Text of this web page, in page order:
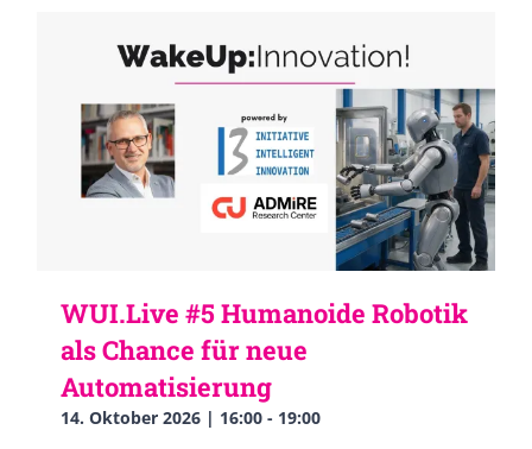
WUI.Live #5 Humanoide Robotik
als Chance für neue
Automatisierung
14. Oktober 2026 | 16:00 - 19:00